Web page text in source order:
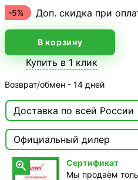
-5% Доп. скидка при
В корзину
Купить в 1 клик
Возврат/обмен - 14 дней
Доставка по всей России
 Москва
ТопРадар — Курьер
сегодня, от 350 ₽
Официальный дилер

Сертификат
Мы продаём